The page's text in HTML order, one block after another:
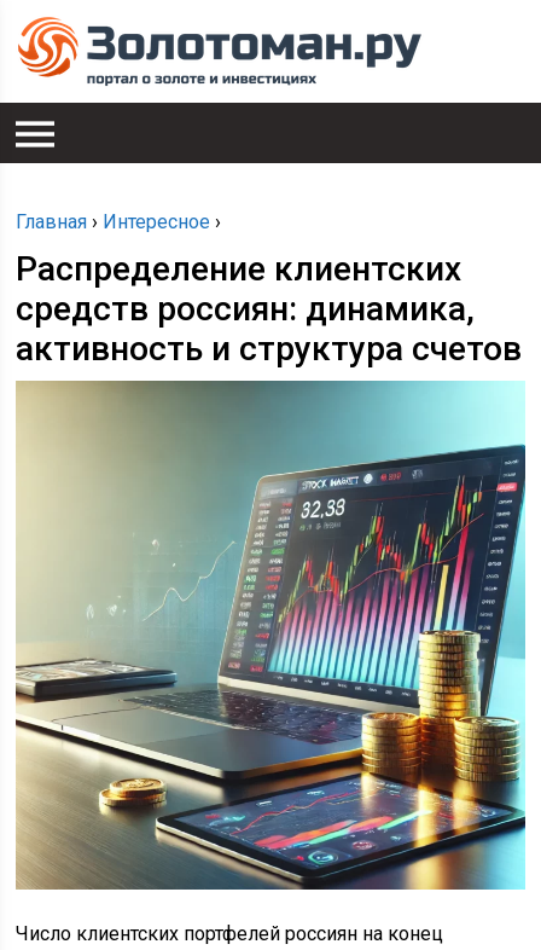
Главная › Интересное ›
Распределение клиентских
средств россиян: динамика,
активность и структура счетов
Число клиентских портфелей россиян на конец